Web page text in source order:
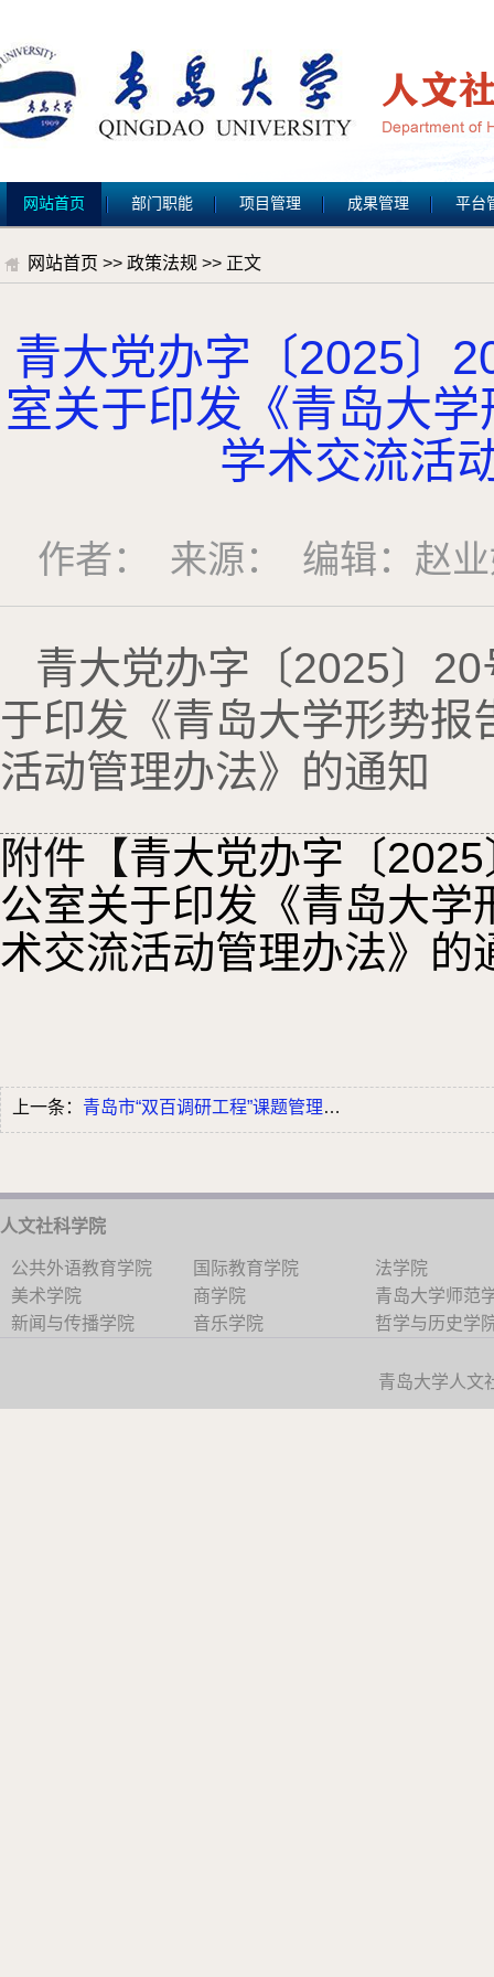
网站首页 部门职能 项目管理 成果管理 平台
网站首页 >> 政策法规 >> 正文
青大党办字〔2025〕
室关于印发《青岛大
学术交流活
作者： 来源： 编辑：赵
青大党办字〔2025〕
于印发《青岛大学形势
活动管理办法》的通知
附件【青大党办字〔
公室关于印发《青岛大
术交流活动管理办法》的
上一条： 青岛市“双百调研工程”课题管理办法(青...
人文社科学院
公共外语教育学院 国际教育学院
法学院
美术学院
商学院
青岛大学师范
新闻与传播学院
音乐学院 哲学与历史学
青岛大学人文